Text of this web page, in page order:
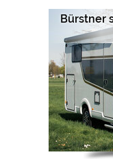
Bürstner